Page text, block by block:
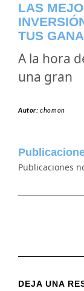
LAS
TUS
A la hora
una gran
Autor:chomon
Publicaciones
DEJA UNA